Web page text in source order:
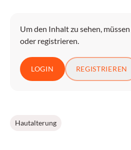
Um den Inhalt zu sehen,
oder registrieren.
LOGIN REGISTRIEREN
Hautalterung